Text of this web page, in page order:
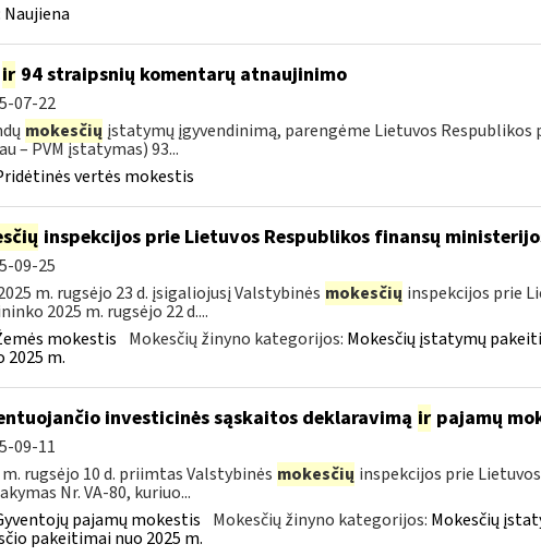
Naujiena
ir94 straipsnių komentarų atnaujinimo
07-22
mokesčių įstatymų įgyvendinimą, parengėme Lietuvos Respublikos
– PVM įstatymas) 93...
vertės mokestis
inspekcijos prie Lietuvos Respublikos finansų
09-25
m. rugsėjo 23 d. įsigaliojusį Valstybinės mokesčių inspekcijos prie
2025 m. rugsėjo 22 d....
mokestis Mokesčių žinyno kategorijos: Mokesčių įstatymų
m.
investicinės sąskaitos deklaravimą irpajamų
09-11
rugsėjo 10 d. priimtas Valstybinės mokesčių inspekcijos prie
Nr. VA-80, kuriuo...
pajamų mokestis Mokesčių žinyno kategorijos: Mokesčių
pakeitimai nuo 2025 m.